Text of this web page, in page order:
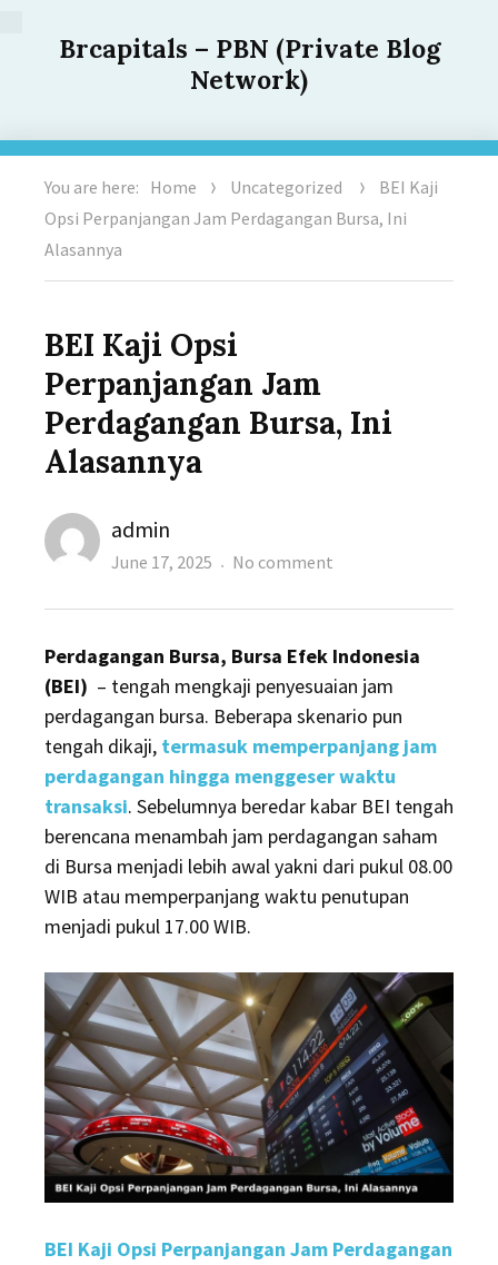
Brcapitals – PBN (Private Blog
Network)
You are here: Home Uncategorized
BEI Kaji
Opsi Perpanjangan Jam Perdagangan Bursa, Ini
Alasannya
BEI Kaji Opsi
Perpanjangan Jam
Perdagangan Bursa, Ini
Alasannya
Author
admin
Posted
June 17, 2025 No comment
Opsi
Perpanjangan
Jam
Perdagangan
Bursa,
Ini
Alasannya
Perdagangan Bursa, Bursa Efek Indonesia
(BEI) – tengah mengkaji penyesuaian jam
perdagangan bursa. Beberapa skenario pun
tengah dikaji, termasuk memperpanjang jam
perdagangan hingga menggeser waktu
transaksi. Sebelumnya beredar kabar BEI tengah
berencana menambah jam perdagangan saham
di Bursa menjadi lebih awal yakni dari pukul 08.00
WIB atau memperpanjang waktu penutupan
menjadi pukul 17.00 WIB.
BEI Kaji Opsi Perpanjangan Jam Perdagangan